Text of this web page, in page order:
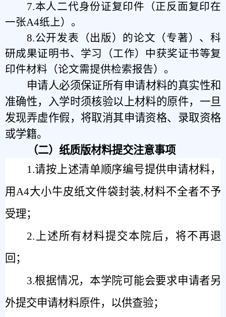
7.本人二代身份证复印件 （正反面复印在
一张A4纸上） 。
8.公开发表（出版）的论文（专著）、科
研成果证明书、学习（工作）中获奖证书等复
印件材料 （论文需提供检索报告） 。
申请人必须保证所有申请材料的真实性和
准确性，入学时须核验以上材料的原件，一旦
发现弄虚作假，将取消其申请资格、录取资格
或学籍。
（二）纸质版材料提交注意事项
1.请按上述清单顺序编号提供申请材料，
用A4大小牛皮纸文件袋封装,材料不全者不予
受理；
2.上述所有材料提交本院后，将不再退
回；
3.根据情况，本学院可能会要求申请者另
外提交申请材料原件，以供查验；